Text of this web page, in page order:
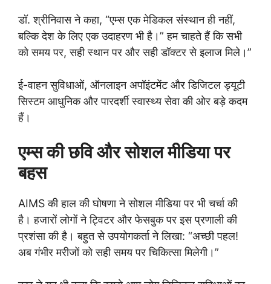
डॉ. श्रीनिवास ने कहा, “एम्स एक मेडिकल संस्थान ही नहीं,
बल्कि देश के लिए एक उदाहरण भी है।” हम चाहते हैं कि सभी
को समय पर, सही स्थान पर और सही डॉक्टर से इलाज मिले।”
ई-वाहन सुविधाओं, ऑनलाइन अपॉइंटमेंट और डिजिटल ड्यूटी
सिस्टम आधुनिक और पारदर्शी स्वास्थ्य सेवा की ओर बड़े कदम
हैं।
एम्स की छवि और सोशल मीडिया पर
बहस
AIMS की हाल की घोषणा ने सोशल मीडिया पर भी चर्चा की
है। हजारों लोगों ने ट्विटर और फेसबुक पर इस प्रणाली की
प्रशंसा की है। बहुत से उपयोगकर्ता ने लिखा: “अच्छी पहल!
अब गंभीर मरीजों को सही समय पर चिकित्सा मिलेगी।”